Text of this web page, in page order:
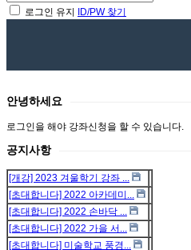
로그인 유지 ID/PW 찾기
안녕하세요
로그인을 해야 강좌신청을 할 수 있습니다.
공지사항
[개강] 2023 겨울학기 강좌 ...
[초대합니다] 2022 아카데미...
[초대합니다] 2022 손바닥 ...
[초대합니다] 2022 가을 서...
[초대합니다] 미술학교 풍경...